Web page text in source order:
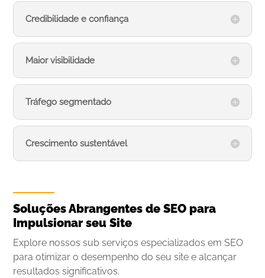
Credibilidade e confiança
Maior visibilidade
Tráfego segmentado
Crescimento sustentável
Soluções Abrangentes de SEO para
Impulsionar seu Site
Explore nossos sub serviços especializados em SEO
para otimizar o desempenho do seu site e alcançar
resultados significativos.